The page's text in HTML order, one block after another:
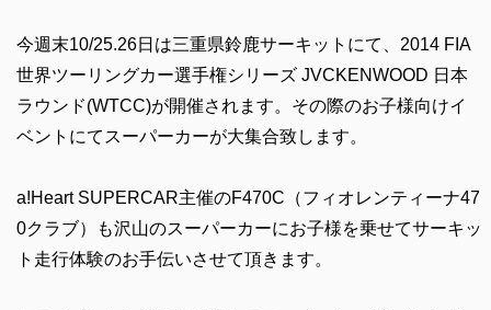
今週末10/25.26日は三重県鈴鹿サーキットにて、2014 FIA
世界ツーリングカー選手権シリーズ JVCKENWOOD 日本
ラウンド(WTCC)が開催されます。その際のお子様向けイ
ベントにてスーパーカーが大集合致します。
a!Heart SUPERCAR主催のF470C（フィオレンティーナ47
0クラブ）も沢山のスーパーカーにお子様を乗せてサーキッ
ト走行体験のお手伝いさせて頂きます。